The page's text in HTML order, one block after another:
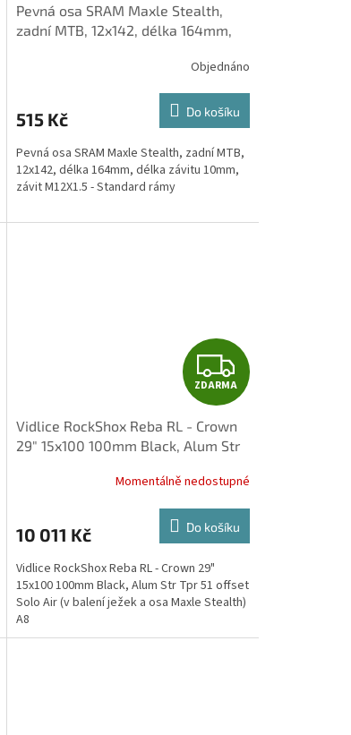
Pevná osa SRAM Maxle Stealth,
zadní MTB, 12x142, délka 164mm,
Objednáno
515 Kč Do košíku
Pevná osa SRAM Maxle Stealth, zadní MTB,
12x142, délka 164mm, délka závitu 10mm,
závit M12X1.5 - Standard rámy
Z
D
A
R
M
A
ZDARMA
Vidlice RockShox Reba RL - Crown
29" 15x100 100mm Black, Alum Str
Momentálně nedostupné
10 011 Kč Do košíku
Vidlice RockShox Reba RL - Crown 29"
15x100 100mm Black, Alum Str Tpr 51 offset
Solo Air (v balení ježek a osa Maxle Stealth)
A8